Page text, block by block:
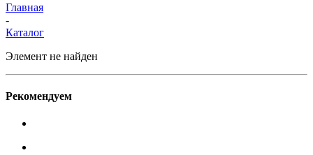
Главная
-
Каталог
Элемент не найден
Рекомендуем